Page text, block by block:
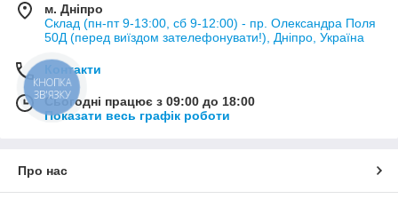
м. Дніпро
Склад (пн-пт 9-13:00, сб 9-12:00) - пр. Олександра Поля
50Д (перед виїздом зателефонувати!), Дніпро, Україна
Контакти
Сьогодні працює з 09:00 до 18:00
Показати весь графік роботи
Про нас
КНОПКА
ЗВ'ЯЗКУ